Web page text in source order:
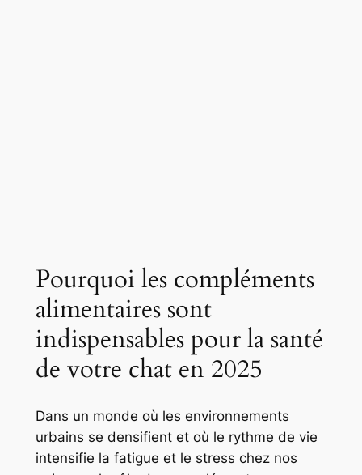
Pourquoi les compléments
alimentaires sont
indispensables pour la santé
de votre chat en 2025
Dans un monde où les environnements
urbains se densifient et où le rythme de vie
intensifie la fatigue et le stress chez nos